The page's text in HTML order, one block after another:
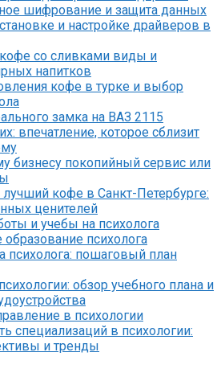
шифрование и защита данных
и настройке драйверов в
со сливками виды и
напитков
кофе в турке и выбор
замка на ВАЗ 2115
впечатление, которое сблизит
бизнесу покопийный сервис или
лучший кофе в Санкт-Петербурге:
ценителей
и учебы на психолога
психолога
психолога: пошаговый план
обзор учебного плана и
в психологии
специализаций в психологии:
и тренды